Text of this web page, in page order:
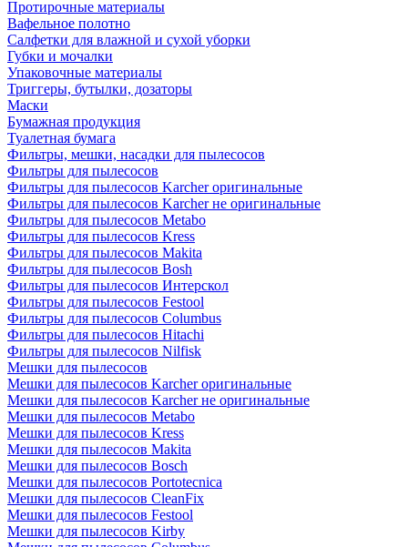
Протирочные материалы
Вафельное полотно
Салфетки для влажной и сухой уборки
Губки и мочалки
Упаковочные материалы
Триггеры, бутылки, дозаторы
Маски
Бумажная продукция
Туалетная бумага
Фильтры, мешки, насадки для пылесосов
Фильтры для пылесосов
Фильтры для пылесосов Karcher оригинальные
Фильтры для пылесосов Karcher не оригинальные
Фильтры для пылесосов Metabo
Фильтры для пылесосов Kress
Фильтры для пылесосов Makita
Фильтры для пылесосов Bosh
Фильтры для пылесосов Интерскол
Фильтры для пылесосов Festool
Фильтры для пылесосов Columbus
Фильтры для пылесосов Hitachi
Фильтры для пылесосов Nilfisk
Мешки для пылесосов
Мешки для пылесосов Karcher оригинальные
Мешки для пылесосов Karcher не оригинальные
Мешки для пылесосов Metabo
Мешки для пылесосов Kress
Мешки для пылесосов Makita
Мешки для пылесосов Bosch
Мешки для пылесосов Portotecnica
Мешки для пылесосов CleanFix
Мешки для пылесосов Festool
Мешки для пылесосов Kirby